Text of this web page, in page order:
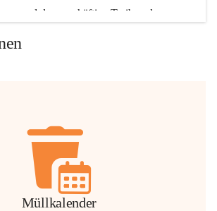
und das geschäftige Treiben der
Müllkalender